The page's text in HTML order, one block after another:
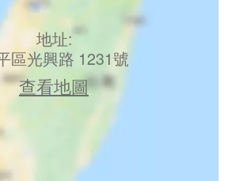
地址:
區光興路 1231號
查看地圖